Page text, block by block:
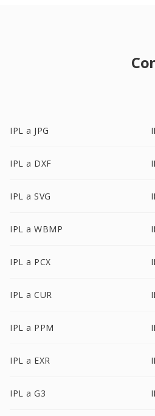
IPL a JPG
IPL a DXF
IPL a SVG
IPL a WBMP
IPL a PCX
IPL a CUR
IPL a PPM
IPL a EXR
IPL a G3